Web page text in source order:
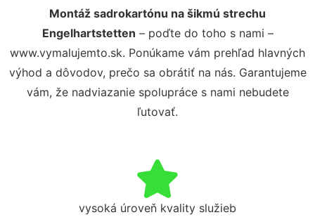
Montáž sadrokartónu na šikmú strechu
Engelhartstetten – poďte do toho s nami –
www.vymalujemto.sk. Ponúkame vám prehľad hlavných
výhod a dôvodov, prečo sa obrátiť na nás. Garantujeme
vám, že nadviazanie spolupráce s nami nebudete
ľutovať.
vysoká úroveň kvality služieb